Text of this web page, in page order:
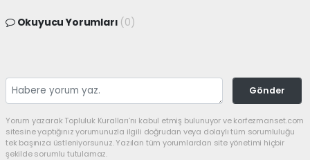
Okuyucu Yorumları (0)
Gönder
Yorum yazarak Topluluk Kuralları’nı kabul etmiş bulunuyor ve korfezmanset.com
sitesine yaptığınız yorumunuzla ilgili doğrudan veya dolaylı tüm sorumluluğu
tek başınıza üstleniyorsunuz. Yazılan tüm yorumlardan site yönetimi hiçbir
şekilde sorumlu tutulamaz.